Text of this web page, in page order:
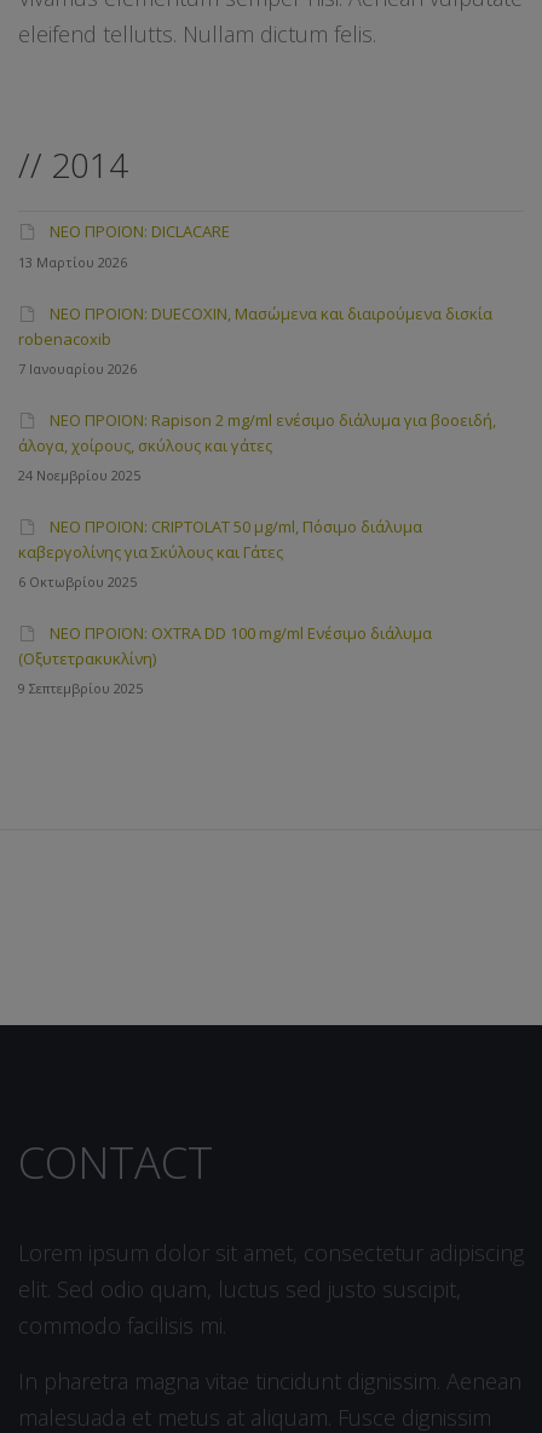
eleifend tellutts. Nullam dictum felis.
// 2014
ΝΕΟ ΠΡΟΪΟΝ: DICLACARE
13 Μαρτίου 2026
ΝΕΟ ΠΡΟΪΟΝ: DUECOXIN, Μασώμενα και διαιρούμενα δισκία
robenacoxib
7 Ιανουαρίου 2026
ΝΕΟ ΠΡΟΪΟΝ: Rapison 2 mg/ml ενέσιμο διάλυμα για βοοειδή,
άλογα, χοίρους, σκύλους και γάτες
24 Νοεμβρίου 2025
ΝΕΟ ΠΡΟΪΟΝ: CRIPTOLAT 50 μg/ml, Πόσιμο διάλυμα
καβεργολίνης για Σκύλους και Γάτες
6 Οκτωβρίου 2025
ΝΕΟ ΠΡΟΪΟΝ: OXTRA DD 100 mg/ml Ενέσιμο διάλυμα
(Οξυτετρακυκλίνη)
9 Σεπτεμβρίου 2025
CONTACT
Lorem ipsum dolor sit amet, consectetur adipiscing
elit. Sed odio quam, luctus sed justo suscipit,
commodo facilisis mi.
In pharetra magna vitae tincidunt dignissim. Aenean
malesuada et metus at aliquam. Fusce dignissim